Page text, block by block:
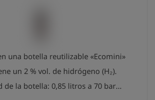
una botella reutilizable «Ecomini»
un 2 % vol. de hidrógeno (H₂).
de la botella: 0,85 litros a 70 bar